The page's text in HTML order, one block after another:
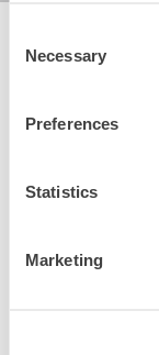
Selection
Necessary
Preferences
Statistics
Marketing